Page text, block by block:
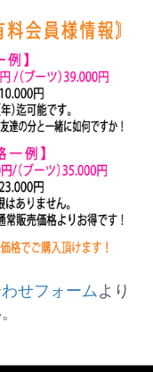
せフォームより